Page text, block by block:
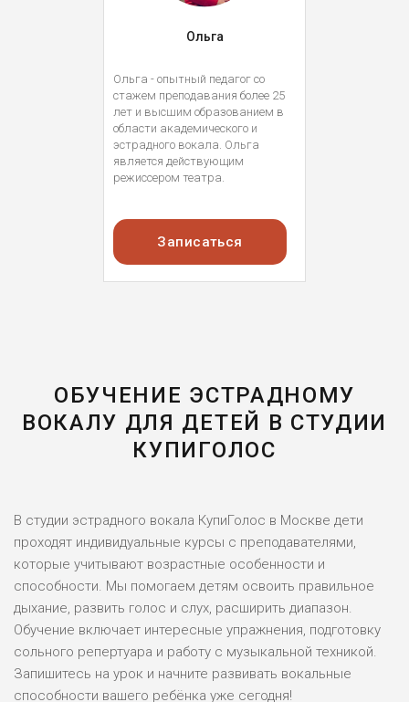
Ольга
Ольга - опытный педагог со
стажем преподавания более 25
лет и высшим образованием в
области академического и
эстрадного вокала. Ольга
является действующим
режиссером театра.
Записаться
ОБУЧЕНИЕ ЭСТРАДНОМУ
ВОКАЛУ ДЛЯ ДЕТЕЙ В СТУДИИ
КУПИГОЛОС
В студии эстрадного вокала КупиГолос в Москве дети
проходят индивидуальные курсы с преподавателями,
которые учитывают возрастные особенности и
способности. Мы помогаем детям освоить правильное
дыхание, развить голос и слух, расширить диапазон.
Обучение включает интересные упражнения, подготовку
сольного репертуара и работу с музыкальной техникой.
Запишитесь на урок и начните развивать вокальные
способности вашего ребёнка уже сегодня!